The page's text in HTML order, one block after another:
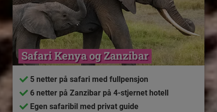
Safari Kenya og Zanzibar
5 netter på safari med fullpensjon
6 netter på Zanzibar på 4-stjernet hotell
Egen safaribil med privat guide